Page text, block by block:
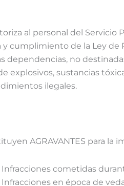
al personal del Servicio
y cumplimiento de la Ley de
dependencias, no
explosivos, sustancias
ilegales.
AGRAVANTES para la
Infracciones cometidas
Infracciones en época de